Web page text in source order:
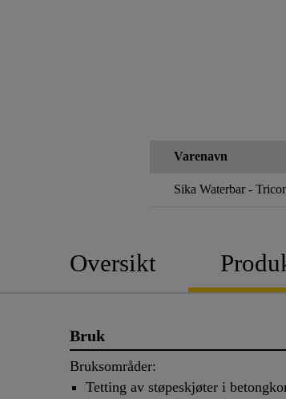
Varenavn
Sika Waterbar -
Oversikt
Bruk
Bruksområder:
Tetting av støpeskjøter i